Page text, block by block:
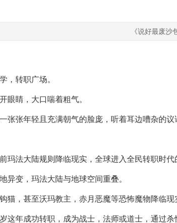
《说好最废沙
，转职广场。
眼睛，大口喘着粗气。
张张年轻且充满朝气的脸庞，听着耳边嘈杂的议
玛法大陆规则降临现实，全球进入全民转职时代
异变，玛法大陆与地球空间重叠。
猫，甚至沃玛教主，赤月恶魔等恐怖魔物降临现
这年成功转职，成为战士，法师或道士，通过